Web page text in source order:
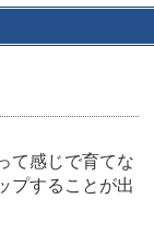
て感じで育てな
プすることが出